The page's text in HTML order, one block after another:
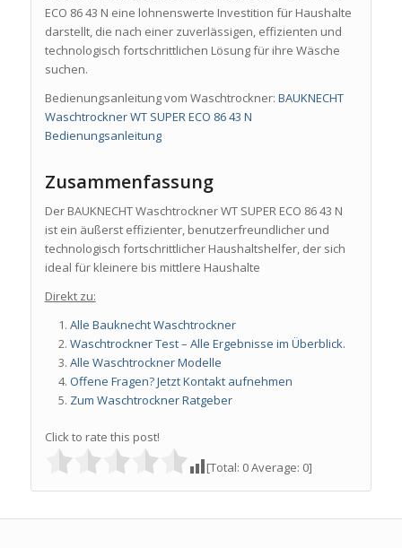
ECO 86 43 N eine lohnenswerte Investition für Haushalte
darstellt, die nach einer zuverlässigen, effizienten und
technologisch fortschrittlichen Lösung für ihre Wäsche
suchen.
Bedienungsanleitung vom Waschtrockner: BAUKNECHT
Waschtrockner WT SUPER ECO 86 43 N
Bedienungsanleitung
Zusammenfassung
Der BAUKNECHT Waschtrockner WT SUPER ECO 86 43 N
ist ein äußerst effizienter, benutzerfreundlicher und
technologisch fortschrittlicher Haushaltshelfer, der sich
ideal für kleinere bis mittlere Haushalte
Direkt zu:
Alle Bauknecht Waschtrockner
Waschtrockner Test – Alle Ergebnisse im Überblick.
Alle Waschtrockner Modelle
Offene Fragen? Jetzt Kontakt aufnehmen
Zum Waschtrockner Ratgeber
Click to rate this post!
[Total: 0Average: 0]